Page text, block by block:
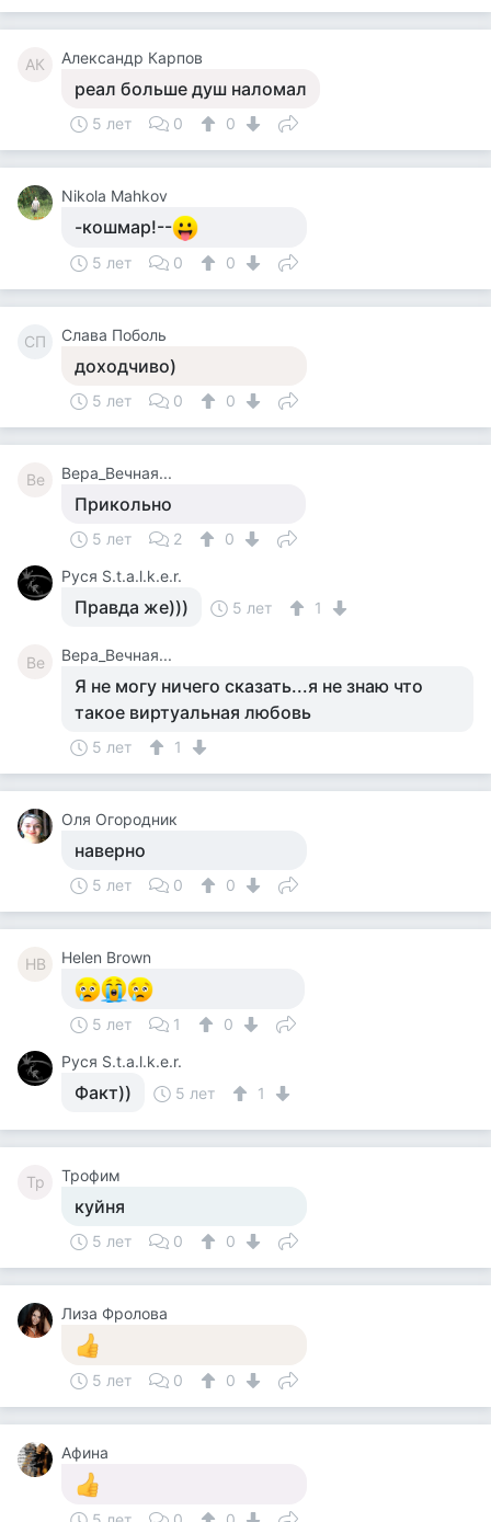
АК Александр Карпов
реал больше душ наломал
5 лет 0 0
Nikola Mahkov
-кошмар!--
5 лет 0 0
СП Слава Поболь
доходчиво)
5 лет 0 0
Ве Вера_Вечная...
Прикольно
5 лет 2
0
Руся S.t.a.l.k.e.r.
Правда же))) 5 лет 1
Ве Вера_Вечная...
Я не могу ничего сказать...я не знаю что
такое виртуальная любовь
5 лет 1
Оля Огородник
наверно
5 лет 0 0
HB Helen Brown
5 лет 1
0
Руся S.t.a.l.k.e.r.
Факт)) 5 лет 1
Тр Трофим
куйня
5 лет 0 0
Лиза Фролова
5 лет 0 0
Афина